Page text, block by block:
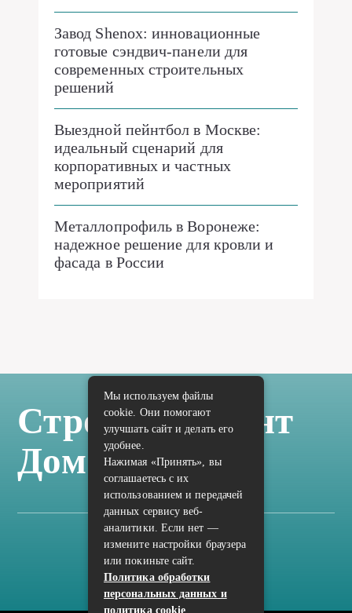
Завод Shenox: инновационные
готовые сэндвич-панели для
современных строительных
решений
Выездной пейнтбол в Москве:
идеальный сценарий для
корпоративных и частных
мероприятий
Металлопрофиль в Воронеже:
надежное решение для кровли и
фасада в России
Стройка Ремонт
Дом Отделка
Карта сайта
Политика конфиденциальности
Мы используем файлы
cookie. Они помогают
улучшать сайт и делать его
удобнее.
Нажимая «Принять», вы
соглашаетесь с их
использованием и передачей
данных сервису веб-
аналитики. Если нет —
измените настройки браузера
или покиньте сайт.
Политика обработки
персональных данных и
политика cookie